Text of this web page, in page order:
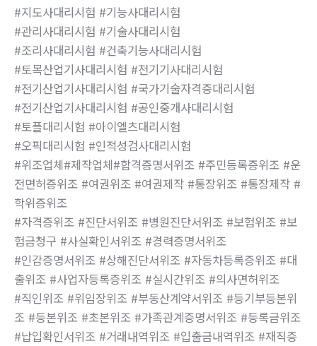
#지도사대리시험 #기능사대리시험
#관리사대리시험 #기술사대리시험
#조리사대리시험 #건축기능사대리시험
#토목산업기사대리시험 #전기기사대리시험
#전기산업기사대리시험 #국가기술자격증대리시험
#전기산업기사대리시험 #공인중개사대리시험
#토플대리시험 #아이엘츠대리시험
#오픽대리시험 #인적성검사대리시험
#위조업체#제작업체#합격증명서위조 #주민등록증위조 #운
전면허증위조 #여권위조 #여권제작 #통장위조 #통장제작 #
학위증위조
#자격증위조 #진단서위조 #병원진단서위조 #보험위조 #보
험금청구 #사실확인서위조 #경력증명서위조
#인감증명서위조 #상해진단서위조 #자동차등록증위조 #대
출위조 #사업자등록증위조 #실시간위조 #의사면허위조
#직인위조 #위임장위조 #부동산계약서위조 #등기부등본위
조 #등본위조 #초본위조 #가족관계증명서위조 #등록금위조
#납입확인서위조 #거래내역위조 #입출금내역위조 #재직증